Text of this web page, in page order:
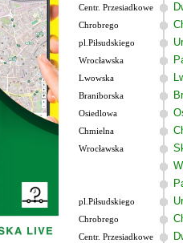
Centr. Przesiadkowe
Chrobrego
pl.Piłsudskiego
Wrocławska
Lwowska
Braniborska
Osiedlowa
Chmielna
Wrocławska
pl.Piłsudskiego
Chrobrego
Centr. Przesiadkowe